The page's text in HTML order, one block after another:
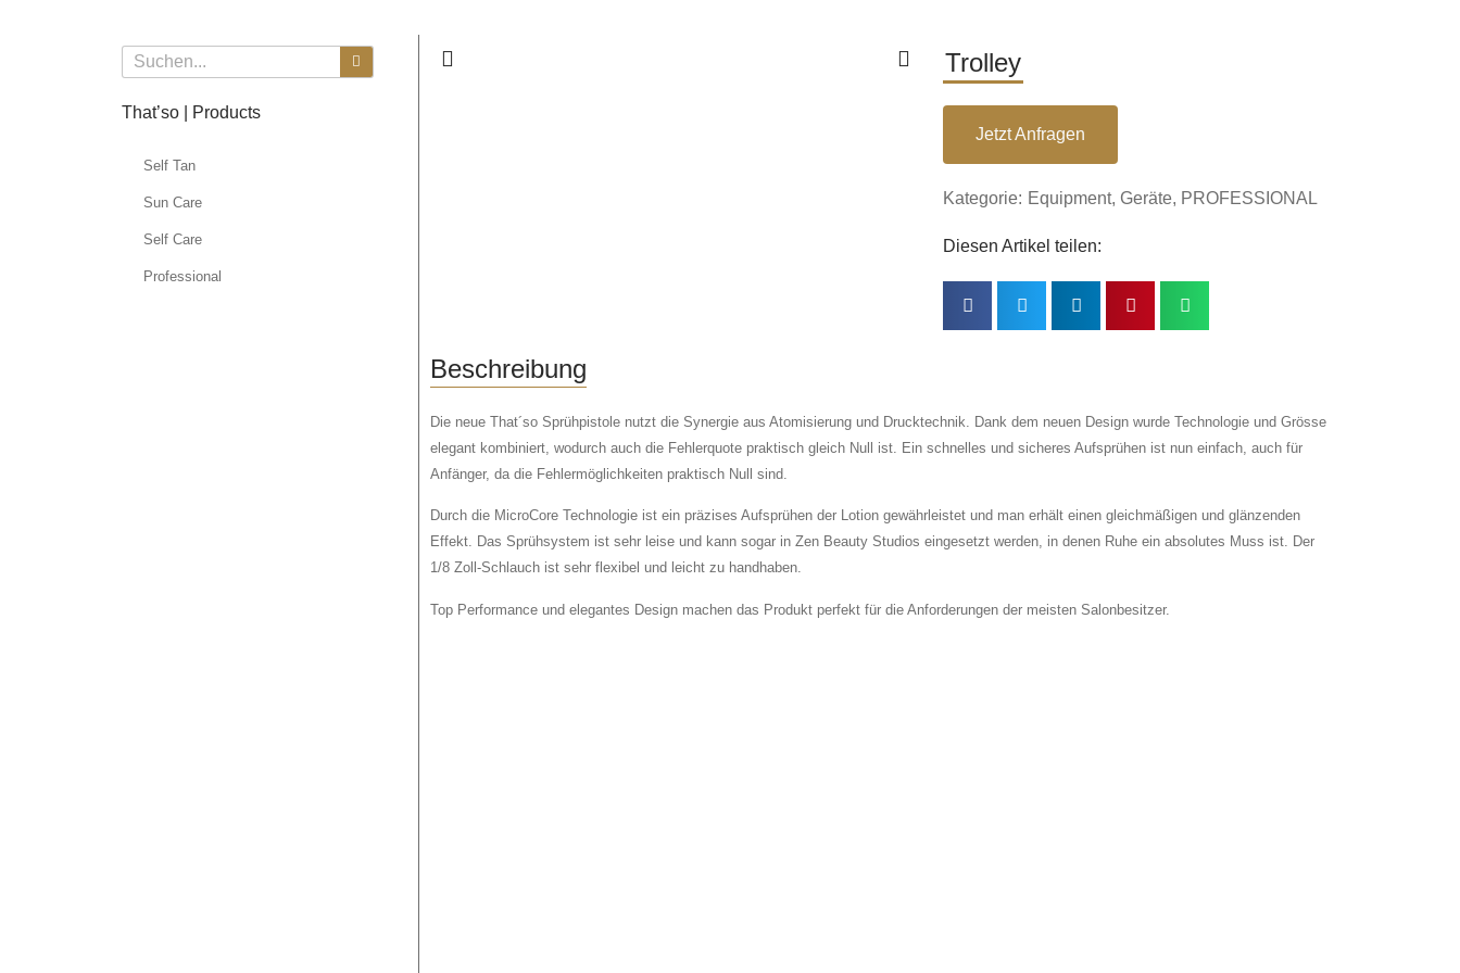
That’so | Products
Self Tan
Sun Care
Self Care
Professional
Trolley
Jetzt Anfragen
Kategorie: Equipment, Geräte, PROFESSIONAL
Diesen Artikel teilen:
Beschreibung
Die neue That´so Sprühpistole nutzt die Synergie aus Atomisierung und Drucktechnik. Dank dem neuen Design wurde Technologie und Grösse
elegant kombiniert, wodurch auch die Fehlerquote praktisch gleich Null ist. Ein schnelles und sicheres Aufsprühen ist nun einfach, auch für
Anfänger, da die Fehlermöglichkeiten praktisch Null sind.
Durch die MicroCore Technologie ist ein präzises Aufsprühen der Lotion gewährleistet und man erhält einen gleichmäßigen und glänzenden
Effekt. Das Sprühsystem ist sehr leise und kann sogar in Zen Beauty Studios eingesetzt werden, in denen Ruhe ein absolutes Muss ist. Der
1/8 Zoll-Schlauch ist sehr flexibel und leicht zu handhaben.
Top Performance und elegantes Design machen das Produkt perfekt für die Anforderungen der meisten Salonbesitzer.